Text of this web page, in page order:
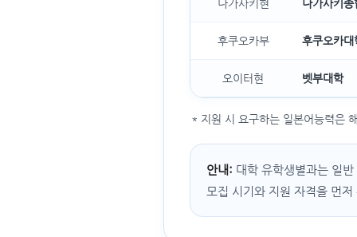
나가사키현 나가사키
후쿠오카부 후쿠오카대
오이터현 벳부대학
* 지원 시 요구하는 일본어능력은
안내: 대학 유학생별과는 일
모집 시기와 지원 자격을 먼